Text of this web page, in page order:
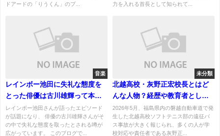
ドアードの「りうくん」のプ...
力を入れる首長として知られて...
音楽
レインボー池田に失礼な態度を
とった俳優は古川雄輝って本
当？噂の真相は？
レインボー池田さんが語ったエピソード
が話題になり、 俳優の古川雄輝さんがそ
の中で失礼な態度を取ったとされる噂が
広がっています。 このブログで...
未分類
北越高校・灰野正宏校長とはど
んな人物？経歴や教育者として
の歩みをわかりやすく解説
2026年5月、福島県内の磐越自動車道で発
生した北越高校ソフトテニス部の遠征バ
ス事故が大きく報じられ、多くの人が学
校対応や責任者である灰野正...